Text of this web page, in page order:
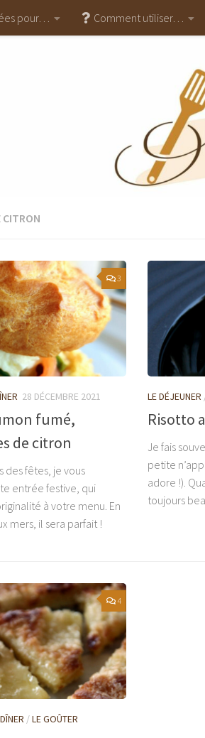
pour… Comment utiliser…
CITRON
3
28 DÉCEMBRE 2021
fumé,
de citron
des fêtes, je vous
entrée festive, qui
à votre menu. En
mers, il sera parfait !
LE DÉJEUNER
Risotto
Je fais
petite
adore !).
toujours
4
/LE GOÛTER